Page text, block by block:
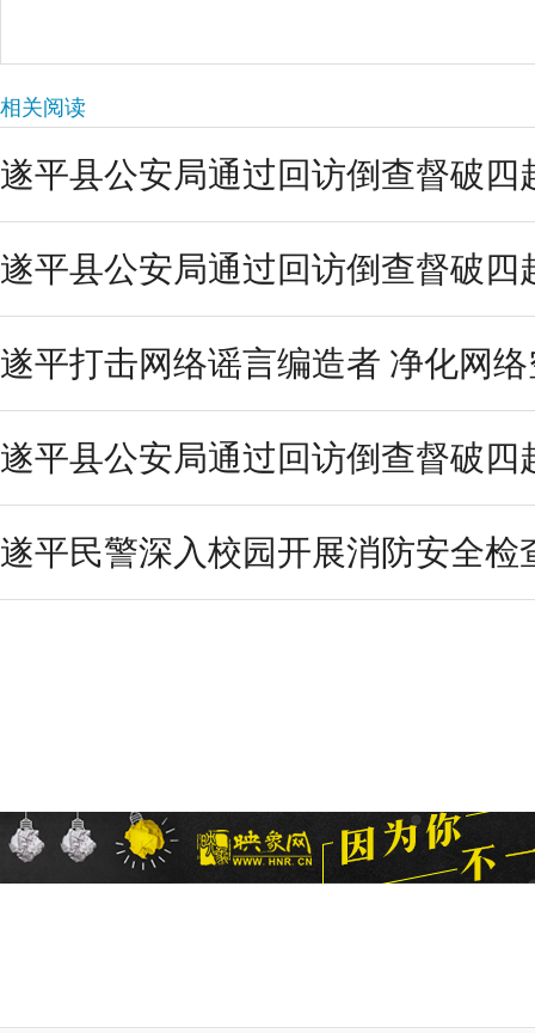
相关阅读
遂平县公安局通过回访倒查督破四
遂平县公安局通过回访倒查督破四
遂平打击网络谣言编造者 净化网
遂平县公安局通过回访倒查督破四
遂平民警深入校园开展消防安全检